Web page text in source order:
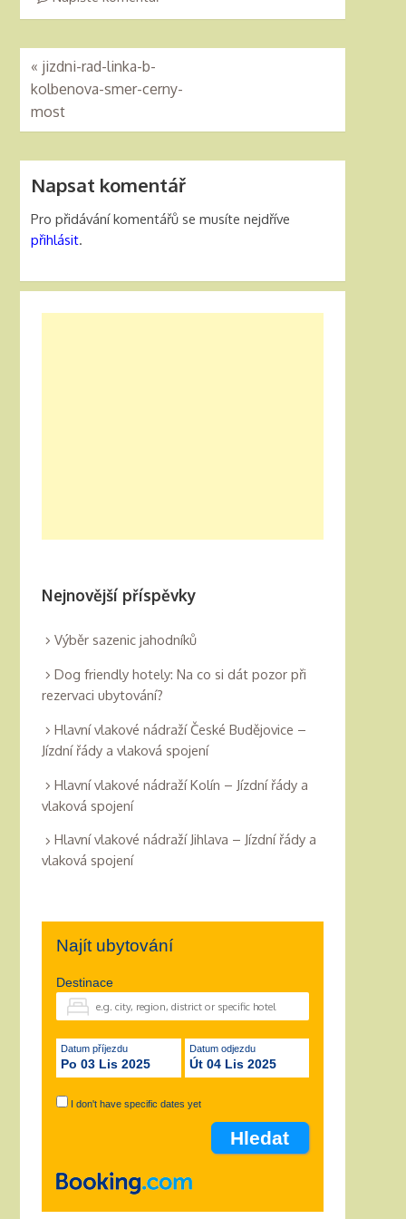
« jizdni-rad-linka-b-
kolbenova-smer-cerny-
most
Napsat komentář
Pro přidávání komentářů se musíte nejdříve
přihlásit.
Nejnovější příspěvky
Výběr sazenic jahodníků
Dog friendly hotely: Na co si dát pozor při
rezervaci ubytování?
Hlavní vlakové nádraží České Budějovice –
Jízdní řády a vlaková spojení
Hlavní vlakové nádraží Kolín – Jízdní řády a
vlaková spojení
Hlavní vlakové nádraží Jihlava – Jízdní řády a
vlaková spojení
Najít ubytování
Destinace
Datum příjezdu
Po 03 Lis 2025
Datum odjezdu
Út 04 Lis 2025
I don't have specific dates yet